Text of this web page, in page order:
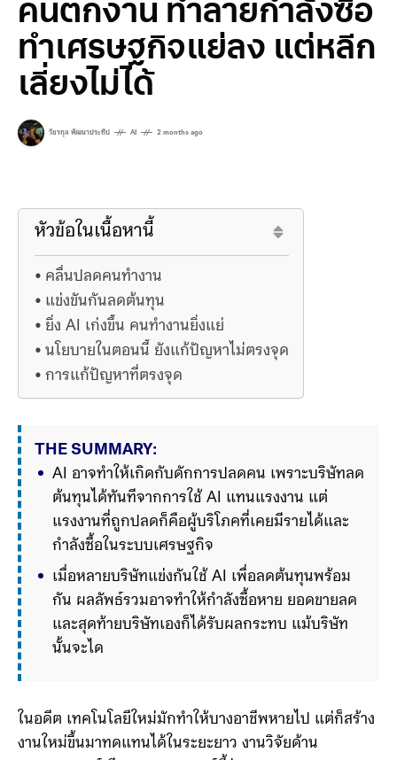
คนตกงาน ทำลายกำลังซื้อ
ทำเศรษฐกิจแย่ลง แต่หลีก
เลี่ยงไม่ได้
วัชรกุล พัฒนาประทีป AI 2 months ago
หัวข้อในเนื้อหานี้
คลื่นปลดคนทำงาน
แข่งขันกันลดต้นทุน
ยิ่ง AI เก่งขึ้น คนทำงานยิ่งแย่
นโยบายในตอนนี้ ยังแก้ปัญหาไม่ตรงจุด
การแก้ปัญหาที่ตรงจุด
THE SUMMARY:
AI อาจทำให้เกิดกับดักการปลดคน เพราะบริษัทลด
ต้นทุนได้ทันทีจากการใช้ AI แทนแรงงาน แต่
แรงงานที่ถูกปลดก็คือผู้บริโภคที่เคยมีรายได้และ
กำลังซื้อในระบบเศรษฐกิจ
เมื่อหลายบริษัทแข่งกันใช้ AI เพื่อลดต้นทุนพร้อม
กัน ผลลัพธ์รวมอาจทำให้กำลังซื้อหาย ยอดขายลด
และสุดท้ายบริษัทเองก็ได้รับผลกระทบ แม้บริษัท
นั้นจะได้ประโยชน์ระยะสั้นจากต้นทุนที่ต่ำลง
ในอดีต เทคโนโลยีใหม่มักทำให้บางอาชีพหายไป แต่ก็สร้าง